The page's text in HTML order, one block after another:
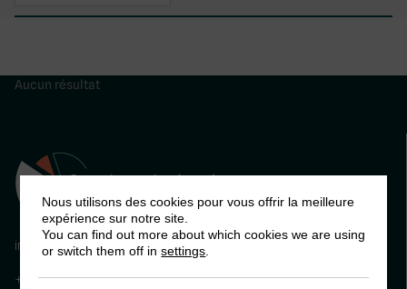
Aucun résultat
info@ictd.ac
+44 (0) 1273 606261
Nous utilisons des cookies pour vous offrir la meilleure
expérience sur notre site.
You can find out more about which cookies we are using
or switch them off insettings